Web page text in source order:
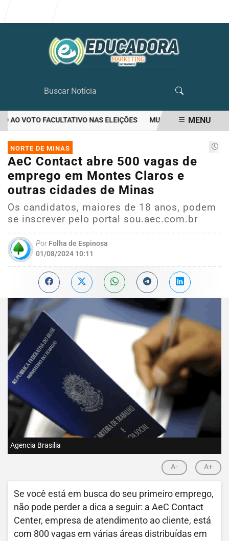
VOTO FACULTATIVO NAS ELEIÇÕES MULHER MATA O
EM ALTA
MENU
NORTE DE MINAS
AeC Contact abre 500 vagas de
emprego em Montes Claros e
outras cidades de Minas
Os candidatos, maiores de 18 anos, podem
se inscrever pelo portal sou.aec.com.br
Por Folha de Espinosa
01/08/2024 10:11
Agencia Brasilia
A- A+
Se você está em busca do seu primeiro emprego,
não pode perder a dica a seguir: a AeC Contact
Center, empresa de atendimento ao cliente, está
com 800 vagas em várias áreas distribuídas em